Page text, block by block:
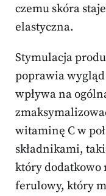
czemu skóra
elastyczna.
Stymulacja
poprawia
wpływa na
witaminę C w
składnikami,
który dodatkowo
ferulowy, który